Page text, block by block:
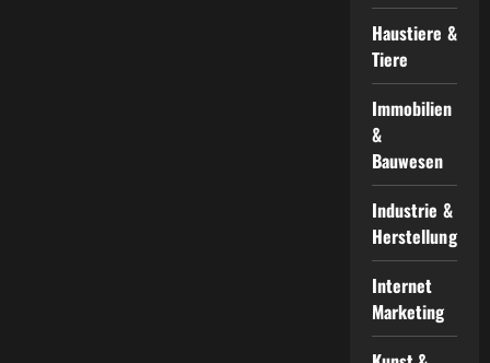
Haustiere &
Tiere
Immobilien
&
Bauwesen
Industrie &
Herstellung
Internet
Marketing